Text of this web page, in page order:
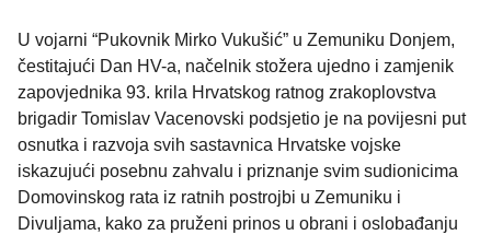
U vojarni “Pukovnik Mirko Vukušić” u Zemuniku Donjem,
čestitajući Dan HV-a, načelnik stožera ujedno i zamjenik
zapovjednika 93. krila Hrvatskog ratnog zrakoplovstva
brigadir Tomislav Vacenovski podsjetio je na povijesni put
osnutka i razvoja svih sastavnica Hrvatske vojske
iskazujući posebnu zahvalu i priznanje svim sudionicima
Domovinskog rata iz ratnih postrojbi u Zemuniku i
Divuljama, kako za pruženi prinos u obrani i oslobađanju